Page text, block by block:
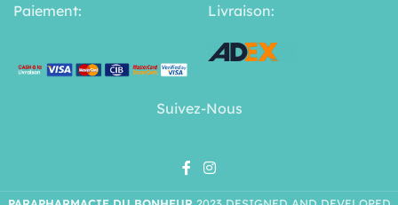
Paiement: Livraison:
Suivez-Nous